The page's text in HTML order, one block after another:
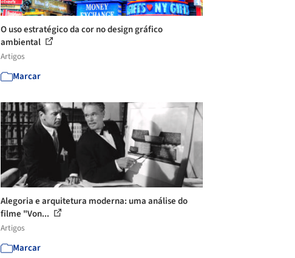
O uso estratégico da cor no design gráfico
ambiental
Artigos
Marcar
Alegoria e arquitetura moderna: uma análise do
filme "Von...
Artigos
Marcar